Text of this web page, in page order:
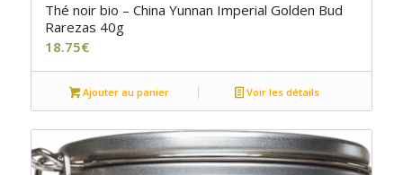
Thé noir bio – China Yunnan Imperial Golden Bud
Rarezas 40g
18.75€
Ajouter au panier Voir les détails